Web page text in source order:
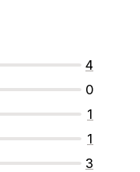
4
0
1
1
3